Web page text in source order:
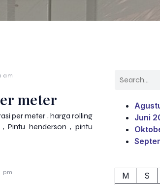
am
meter
per meter , harga rolling
Pintu henderson , pintu
pm
Juni
M
S